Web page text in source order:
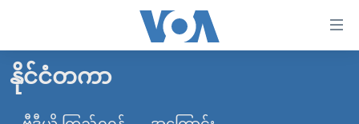
လွယ်ကူ
စေ
မူလစာမျက်နှာ
မြန်မာ
နိုင်ငံတကာ